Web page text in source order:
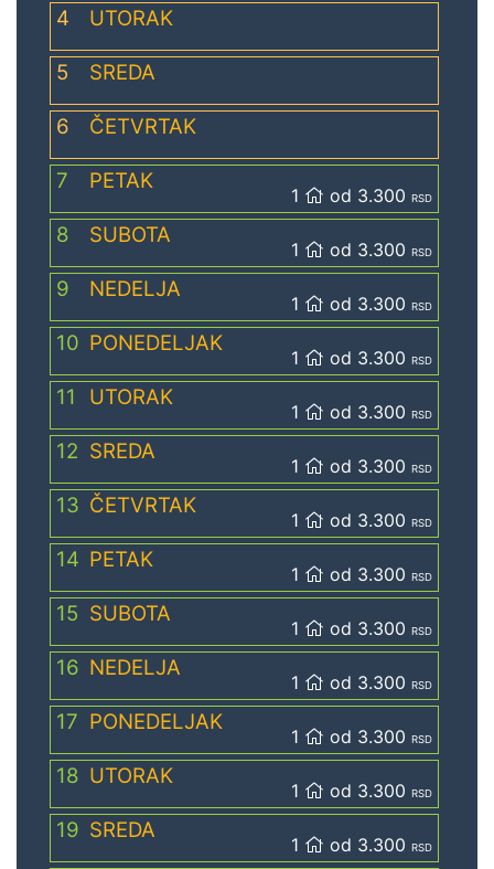
4 UTORAK
5 SREDA
6 ČETVRTAK
7 PETAK
1 od 3.300 RSD
8 SUBOTA
1 od 3.300 RSD
9 NEDELJA
1 od 3.300 RSD
10 PONEDELJAK
1 od 3.300 RSD
11 UTORAK
1 od 3.300 RSD
12 SREDA
1 od 3.300 RSD
13 ČETVRTAK
1 od 3.300 RSD
14 PETAK
1 od 3.300 RSD
15 SUBOTA
1 od 3.300 RSD
16 NEDELJA
1 od 3.300 RSD
17 PONEDELJAK
1 od 3.300 RSD
18 UTORAK
1 od 3.300 RSD
19 SREDA
1 od 3.300 RSD